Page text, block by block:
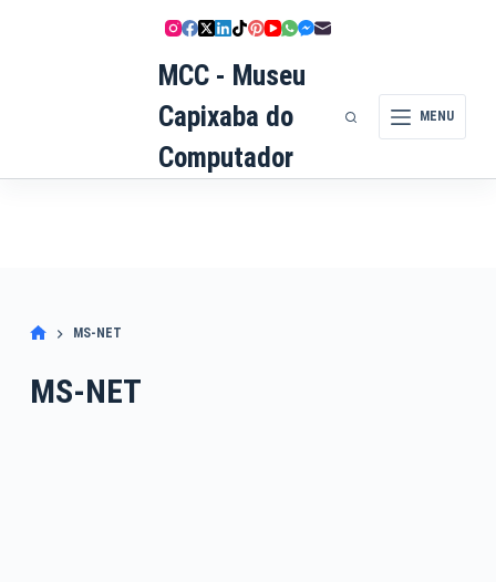
MCC - Museu
Capixaba do
Computador
MENU
MS-NET
MS-NET